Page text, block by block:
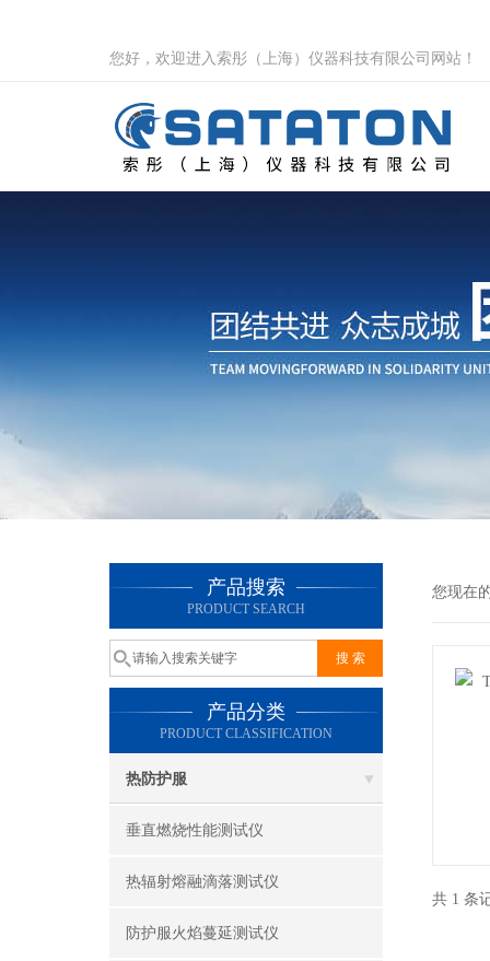
您好，欢迎进入索彤（上海）仪器科技有限公司网站！
产品搜索
PRODUCT SEARCH
产品分类
PRODUCT CLASSIFICATION
热防护服
垂直燃烧性能测试仪
热辐射熔融滴落测试仪
防护服火焰蔓延测试仪
您现在
共 1 条